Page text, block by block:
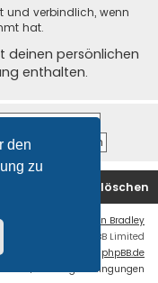
den
zu
und verbindlich, wenn
hat.
persönlichen
enthalten.
Alle Cookies löschen
Ian Bradley
Software © phpBB Limited
Übersetzung durch phpBB.de
Nutzungsbedingungen